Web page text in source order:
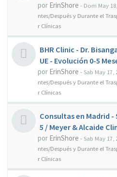
por ErinShore - Dom May
ntes/Después y Durante el
r Clínicas
BHR Clinic - Dr.
UE - Evolución 0-5
por ErinShore - Sab May 17,
ntes/Después y Durante el
r Clínicas
Consultas en Madrid -
5 / Meyer & Alcaide
por ErinShore - Sab May 17,
ntes/Después y Durante el
r Clínicas